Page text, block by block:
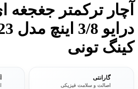
آچار ترکمتر جغجغه
کینگ تونی
گارانتی
اصالت و سلامت فیزیکی